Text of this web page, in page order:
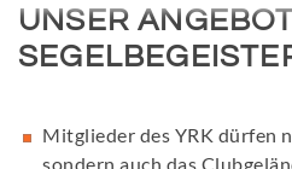
UNSER
Mitglieder des YRK dürfen
sondern auch das